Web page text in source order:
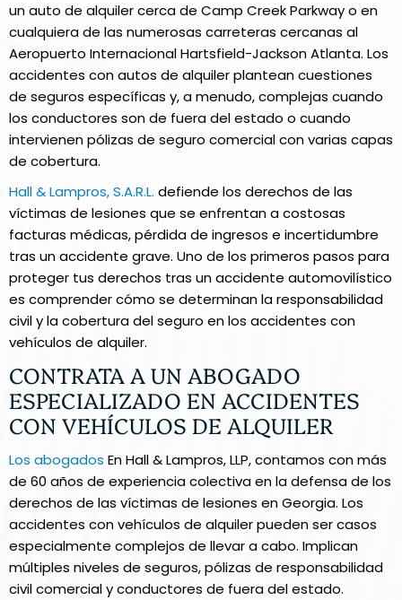
un auto de alquiler cerca de Camp Creek Parkway o en
cualquiera de las numerosas carreteras cercanas al
Aeropuerto Internacional Hartsfield-Jackson Atlanta. Los
accidentes con autos de alquiler plantean cuestiones
de seguros específicas y, a menudo, complejas cuando
los conductores son de fuera del estado o cuando
intervienen pólizas de seguro comercial con varias capas
de cobertura.
Hall & Lampros, S.A.R.L. defiende los derechos de las
víctimas de lesiones que se enfrentan a costosas
facturas médicas, pérdida de ingresos e incertidumbre
tras un accidente grave. Uno de los primeros pasos para
proteger tus derechos tras un accidente automovilístico
es comprender cómo se determinan la responsabilidad
civil y la cobertura del seguro en los accidentes con
vehículos de alquiler.
CONTRATA A UN ABOGADO
ESPECIALIZADO EN ACCIDENTES
CON VEHÍCULOS DE ALQUILER
Los abogados En Hall & Lampros, LLP, contamos con más
de 60 años de experiencia colectiva en la defensa de los
derechos de las víctimas de lesiones en Georgia. Los
accidentes con vehículos de alquiler pueden ser casos
especialmente complejos de llevar a cabo. Implican
múltiples niveles de seguros, pólizas de responsabilidad
civil comercial y conductores de fuera del estado.